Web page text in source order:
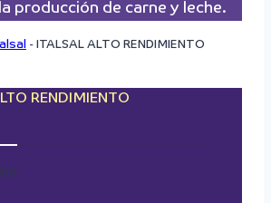
producción de carne y leche.
- ITALSAL ALTO RENDIMIENTO
RENDIMIENTO